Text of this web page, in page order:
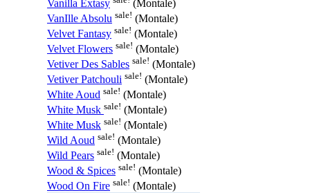
Vanilla Extasy
(Montale)
VanIlle Absolu sale! (Montale)
Velvet Fantasy sale! (Montale)
Velvet Flowers sale! (Montale)
Vetiver Des Sables sale! (Montale)
Vetiver Patchouli sale! (Montale)
White Aoud sale! (Montale)
White Musk sale! (Montale)
White Musk sale! (Montale)
Wild Aoud sale! (Montale)
Wild Pears sale! (Montale)
Wood & Spices sale! (Montale)
Wood On Fire sale! (Montale)